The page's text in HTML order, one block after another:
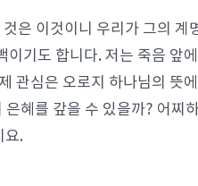
은 이것이니 우리가 그의
이기도 합니다. 저는 죽음 앞
관심은 오로지 하나님의 뜻
혜를 갚을 수 있을까? 어찌
요.